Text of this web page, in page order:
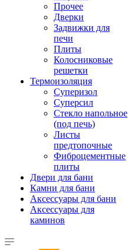
Прочее
Дверки
Задвижки для
печи
Плиты
Колосниковые
решетки
Термоизоляция
Суперизол
Суперсил
Стекло напольное
(под печь)
Листы
предтопочные
Фиброцементные
плиты
Двери для бани
Камни для бани
Аксессуары для бани
Аксессуары для
каминов